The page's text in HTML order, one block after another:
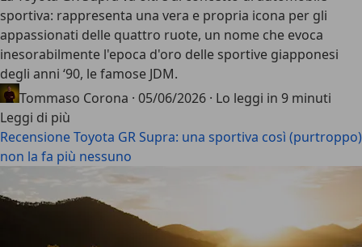
sportiva: rappresenta una vera e propria icona per gli
appassionati delle quattro ruote, un nome che evoca
inesorabilmente l'epoca d'oro delle sportive giapponesi
degli anni ‘90, le famose JDM.
Tommaso Corona · 05/06/2026 · Lo leggi in 9 minuti
Leggi di più
Recensione Toyota GR Supra: una sportiva così (purtroppo)
non la fa più nessuno